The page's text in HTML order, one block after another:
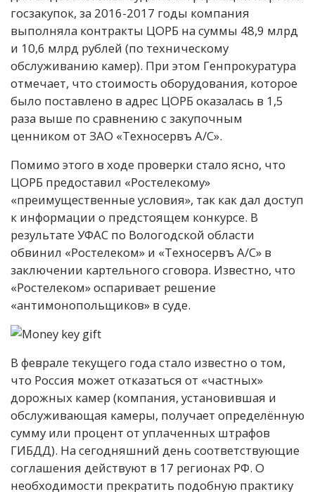
госзакупок, за 2016-2017 годы компания
выполняла контракты ЦОРБ на суммы 48,9 млрд
и 10,6 млрд рублей (по техническому
обслуживанию камер). При этом Генпрокуратура
отмечает, что стоимость оборудования, которое
было поставлено в адрес ЦОРБ оказалась в 1,5
раза выше по сравнению с закупочным
ценником от ЗАО «Техносервъ А/С».
Помимо этого в ходе проверки стало ясно, что
ЦОРБ предоставил «Ростелекому»
«преимущественные условия», так как дал доступ
к информации о предстоящем конкурсе. В
результате УФАС по Вологодской области
обвинил «Ростелеком» и «Техносервъ А/C» в
заключении картельного сговора. Известно, что
«Ростелеком» оспаривает решение
«антимонопольщиков» в суде.
В феврале текущего года стало известно о том,
что Россия может отказаться от «частных»
дорожных камер (компания, установившая и
обслуживающая камеры, получает определённую
сумму или процент от уплаченных штрафов
ГИБДД). На сегодняшний день соответствующие
соглашения действуют в 17 регионах РФ. О
необходимости прекратить подобную практику